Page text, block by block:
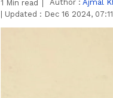
1 Min read Author : Ajmal
Updated : Dec 16 2024,